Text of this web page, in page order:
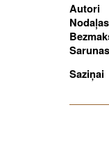
Autori
Nodaļas
Sarunas
Saziņai